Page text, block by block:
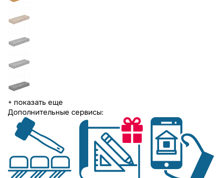
+ показать еще
Дополнительные сервисы: